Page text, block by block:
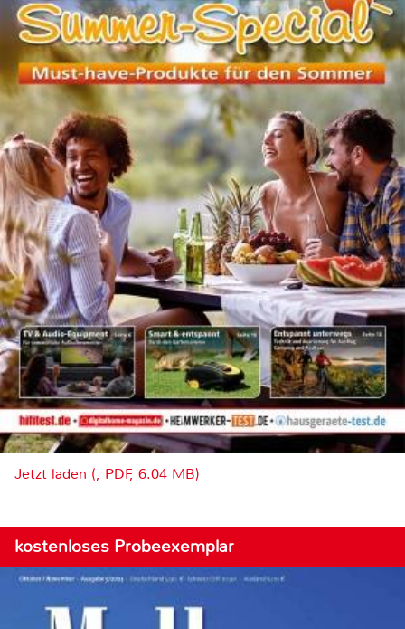
Jetzt laden (, PDF, 6.04 MB)
kostenloses Probeexemplar